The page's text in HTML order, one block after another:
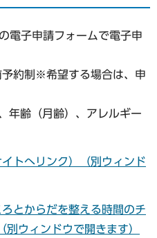
電子申請フォームで電子申
約制※希望する場合は、申
年齢（月齢）、アレルギー
トへリンク）（別ウィンド
とからだを整える時間のチ
ウィンドウで開きます）